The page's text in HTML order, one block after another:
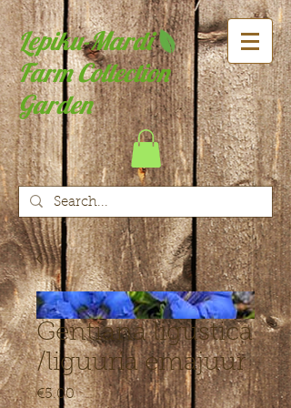
Lepiku-Mardi
Farm Collection
Garden
Gentiana ligustica
/liguuria emajuur
€5.00Price